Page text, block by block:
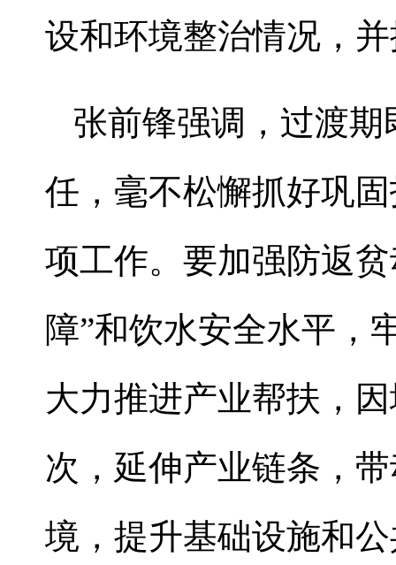
设和环境整治情况，
张前锋强调，过渡
任，毫不松懈抓好巩
项工作。要加强防返
障”和饮水安全水平，
大力推进产业帮扶，
次，延伸产业链条，
境，提升基础设施和